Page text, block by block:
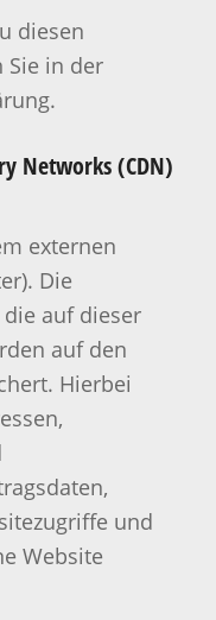
diesen
Sie in der
Networks (CDN)
externen
Die
auf dieser
auf den
Hierbei
und
Website